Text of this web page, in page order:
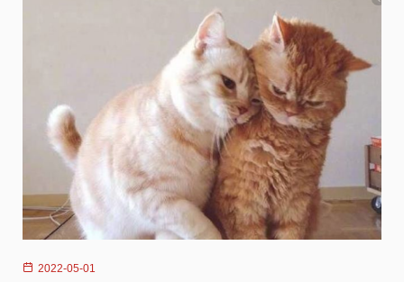
2022-05-01